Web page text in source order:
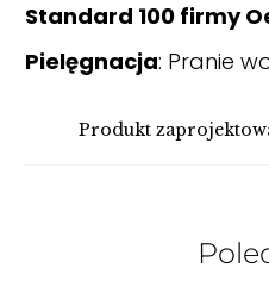
Standard 100 firmy
Pielęgnacja: Pranie
Produkt